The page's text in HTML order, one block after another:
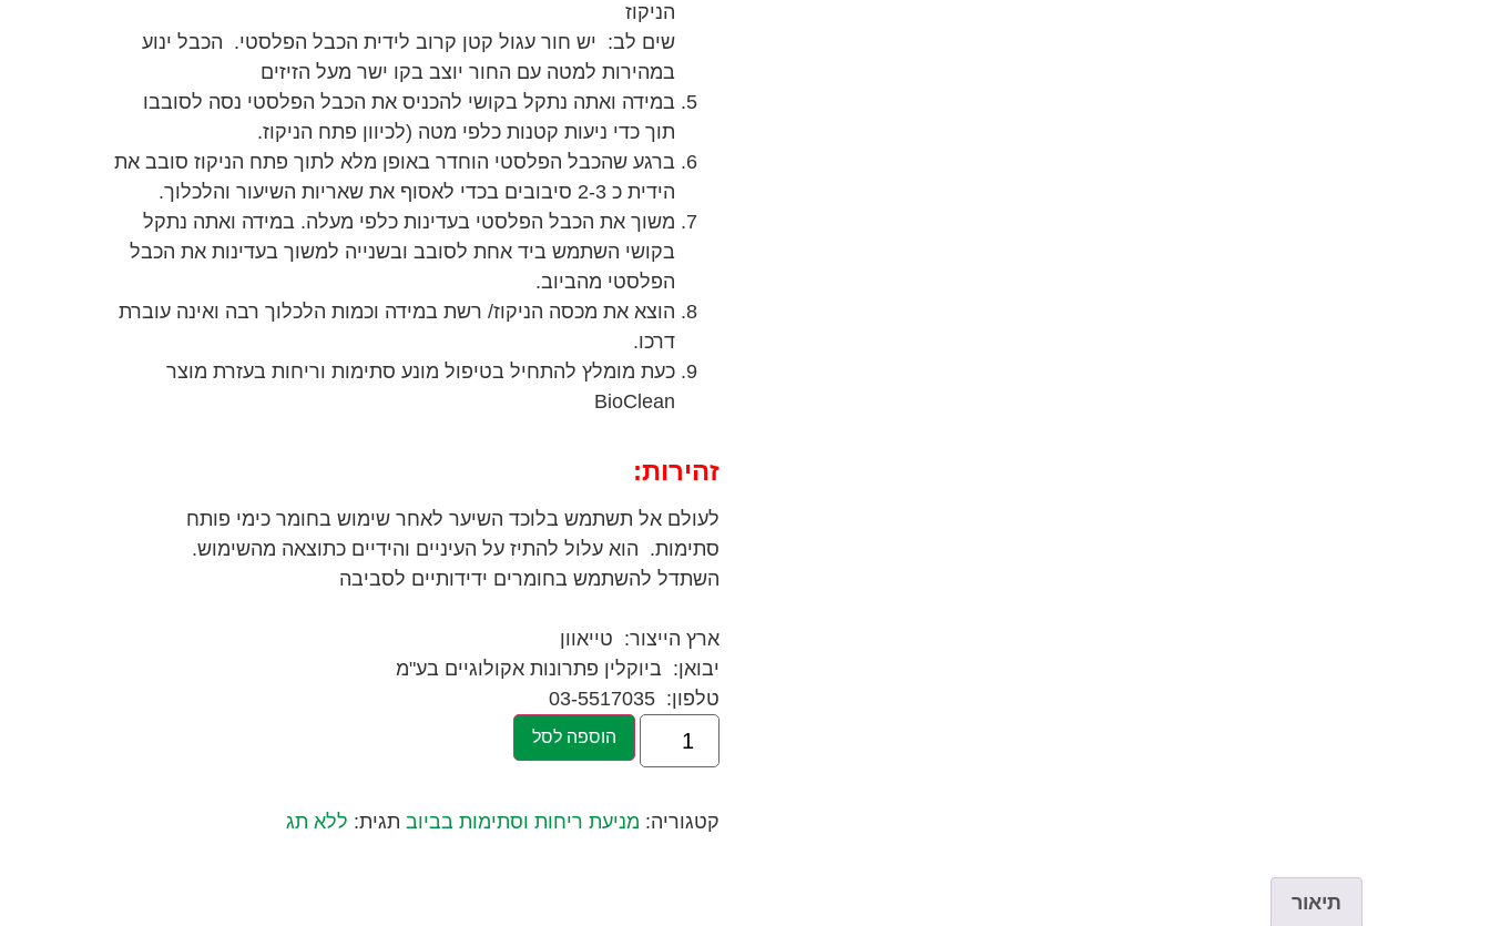
הניקוז
שים לב: יש חור עגול קטן קרוב לידית הכבל הפלסטי. הכבל ינוע
במהירות למטה עם החור יוצב בקו ישר מעל הזיזים
במידה ואתה נתקל בקושי להכניס את הכבל הפלסטי נסה לסובבו
תוך כדי ניעות קטנות כלפי מטה (לכיוון פתח הניקוז.
ברגע שהכבל הפלסטי הוחדר באופן מלא לתוך פתח הניקוז סובב את
הידית כ 2-3 סיבובים בכדי לאסוף את שאריות השיעור והלכלוך.
משוך את הכבל הפלסטי בעדינות כלפי מעלה. במידה ואתה נתקל
בקושי השתמש ביד אחת לסובב ובשנייה למשוך בעדינות את הכבל
הפלסטי מהביוב.
הוצא את מכסה הניקוז/ רשת במידה וכמות הלכלוך רבה ואינה עוברת
דרכו.
כעת מומלץ להתחיל בטיפול מונע סתימות וריחות בעזרת מוצר
BioClean
זהירות:
לעולם אל תשתמש בלוכד השיער לאחר שימוש בחומר כימי פותח
סתימות. הוא עלול להתיז על העיניים והידיים כתוצאה מהשימוש.
השתדל להשתמש בחומרים ידידותיים לסביבה
ארץ הייצור: טייאוון
יבואן: ביוקלין פתרונות אקולוגיים בע"מ
טלפון: 03-5517035
הוספה לסל
קטגוריה: מניעת ריחות וסתימות בביוב תגית: ללא תג
תיאור